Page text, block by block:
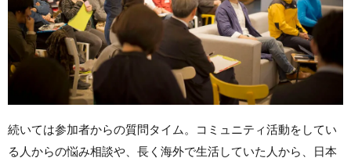
続いては参加者からの質問タイム。コミュニティ活動をしてい
る人からの悩み相談や、長く海外で生活していた人から、日本